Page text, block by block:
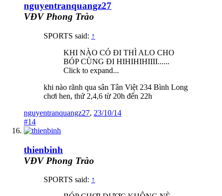
nguyentranquangz27
VĐV Phong Trào
SPORTS said: ↑
KHI NÀO CÓ ĐI THÌ ALO CHO
BÓP CÙNG ĐI HIHIHIHIIII......
Click to expand...
khi nào rãnh qua sân Tân Việt 234 Bình Long
chơi hen, thứ 2,4,6 từ 20h đến 22h
nguyentranquangz27, 23/10/14
#14
thienbinh
VĐV Phong Trào
SPORTS said: ↑